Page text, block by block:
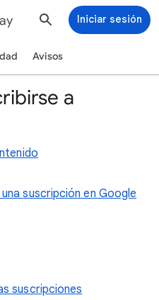
Iniciar sesión
Avisos
a
suscripción en Google
suscripciones